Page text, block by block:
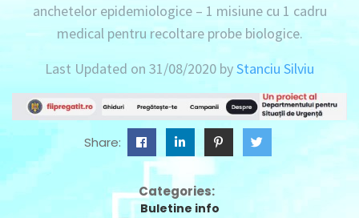
anchetelor epidemiologice – 1 misiunecu 1 cadru
medicalpentru recoltare probe biologice.
Last Updated on 31/08/2020 byStanciu Silviu
Share:
Categories:
Buletine info